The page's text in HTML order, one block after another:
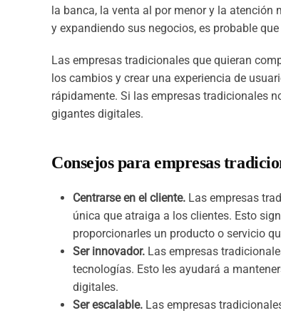
la banca, la venta al por menor y la
y expandiendo sus negocios, es probable
Las empresas tradicionales que quieran
los cambios y crear una experiencia de
rápidamente. Si las empresas tradicionales
gigantes digitales.
Consejos para empresas
Centrarse en el cliente. Las empresas
única que atraiga a los clientes. Esto
proporcionarles un producto o servicio
Ser innovador. Las empresas
tecnologías. Esto les ayudará a
digitales.
Ser escalable. Las empresas